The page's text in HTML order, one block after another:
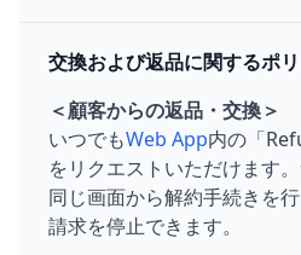
交換および返品に関するポ
＜顧客からの返品・交換＞
いつでもWeb App内の「
をリクエストいただけます
同じ画面から解約手続きを
請求を停止できます。